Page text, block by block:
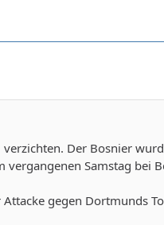
Der Bosnier
vergangenen Samstag bei
gegen Dortmunds